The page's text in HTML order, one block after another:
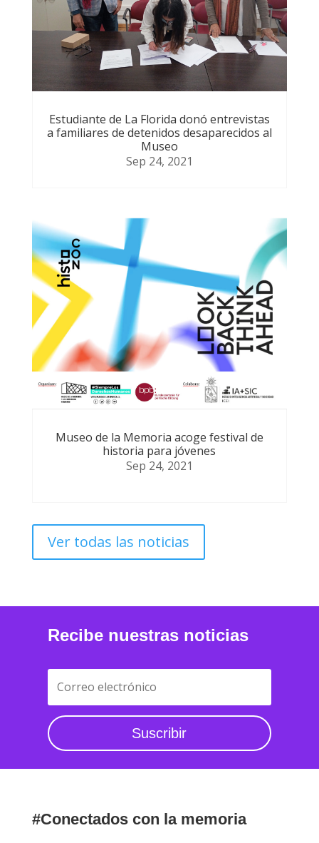
Estudiante de La Florida donó entrevistas
a familiares de detenidos desaparecidos al
Museo
Sep 24, 2021
Museo de la Memoria acoge festival de
historia para jóvenes
Sep 24, 2021
Ver todas las noticias
Recibe nuestras noticias
Suscribir
#Conectados con la memoria